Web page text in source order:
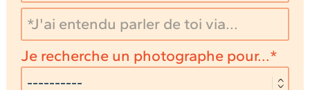
Je recherche un photographe pour...